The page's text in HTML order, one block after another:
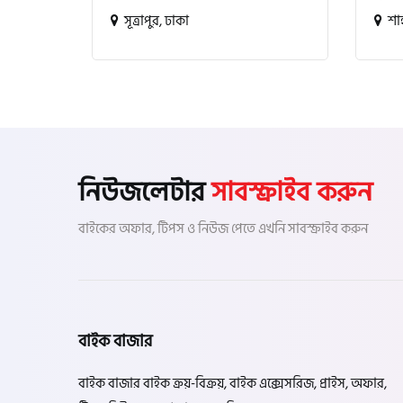
সূত্রাপুর, ঢাকা
নিউজলেটারসাবস্ক্রাইব করুন
বাইকের অফার, টিপস ও নিউজ পেতে এখনি সাবস্ক্রাইব করুন
বাইক বাজার
বাইক বাজার বাইক ক্রয়-বিক্রয়, বাইক এক্সেসরিজ, প্রাইস, অফার,